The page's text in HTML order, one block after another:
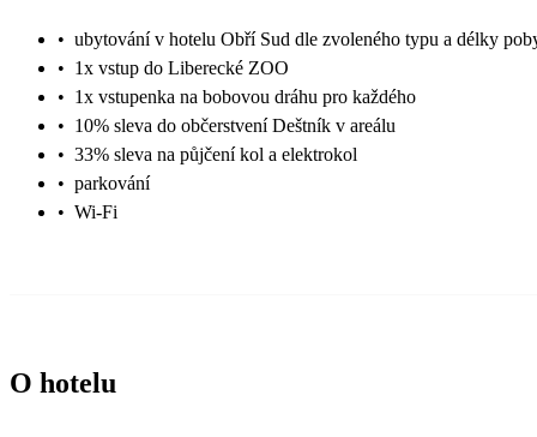
• ubytování v hotelu Obří Sud dle zvoleného typu a délky
• 1x vstup do Liberecké ZOO
• 1x vstupenka na bobovou dráhu pro každého
• 10% sleva do občerstvení Deštník v areálu
• 33% sleva na půjčení kol a elektrokol
• parkování
• Wi-Fi
O hotelu